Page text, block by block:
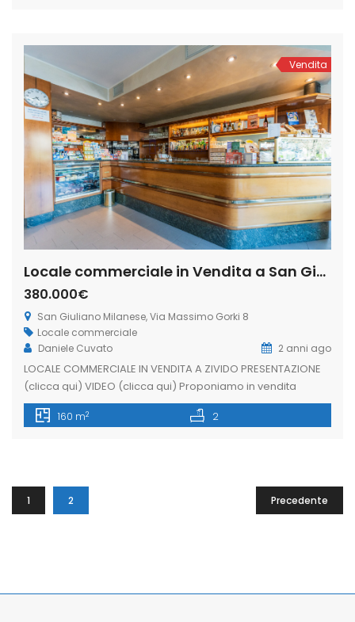
servizio che pone al centro di tutto le necessità […]
Vendita
Locale commerciale in Vendita a San Giuliano Milanese, Via Massimo Gorki 8 (Rif. IFV-01-B)
380.000€
San Giuliano Milanese, Via Massimo Gorki 8
Locale commerciale
Daniele Cuvato
2 anni ago
LOCALE COMMERCIALE IN VENDITA A ZIVIDO PRESENTAZIONE
(clicca qui) VIDEO (clicca qui) Proponiamo in vendita
LOCALE COMMERCIALE di 188 mq, in una delle zone più
ricercate del comune di San Giuliano M.se. Ad oggi l’attività
160 m2 2
Precedente
1 2